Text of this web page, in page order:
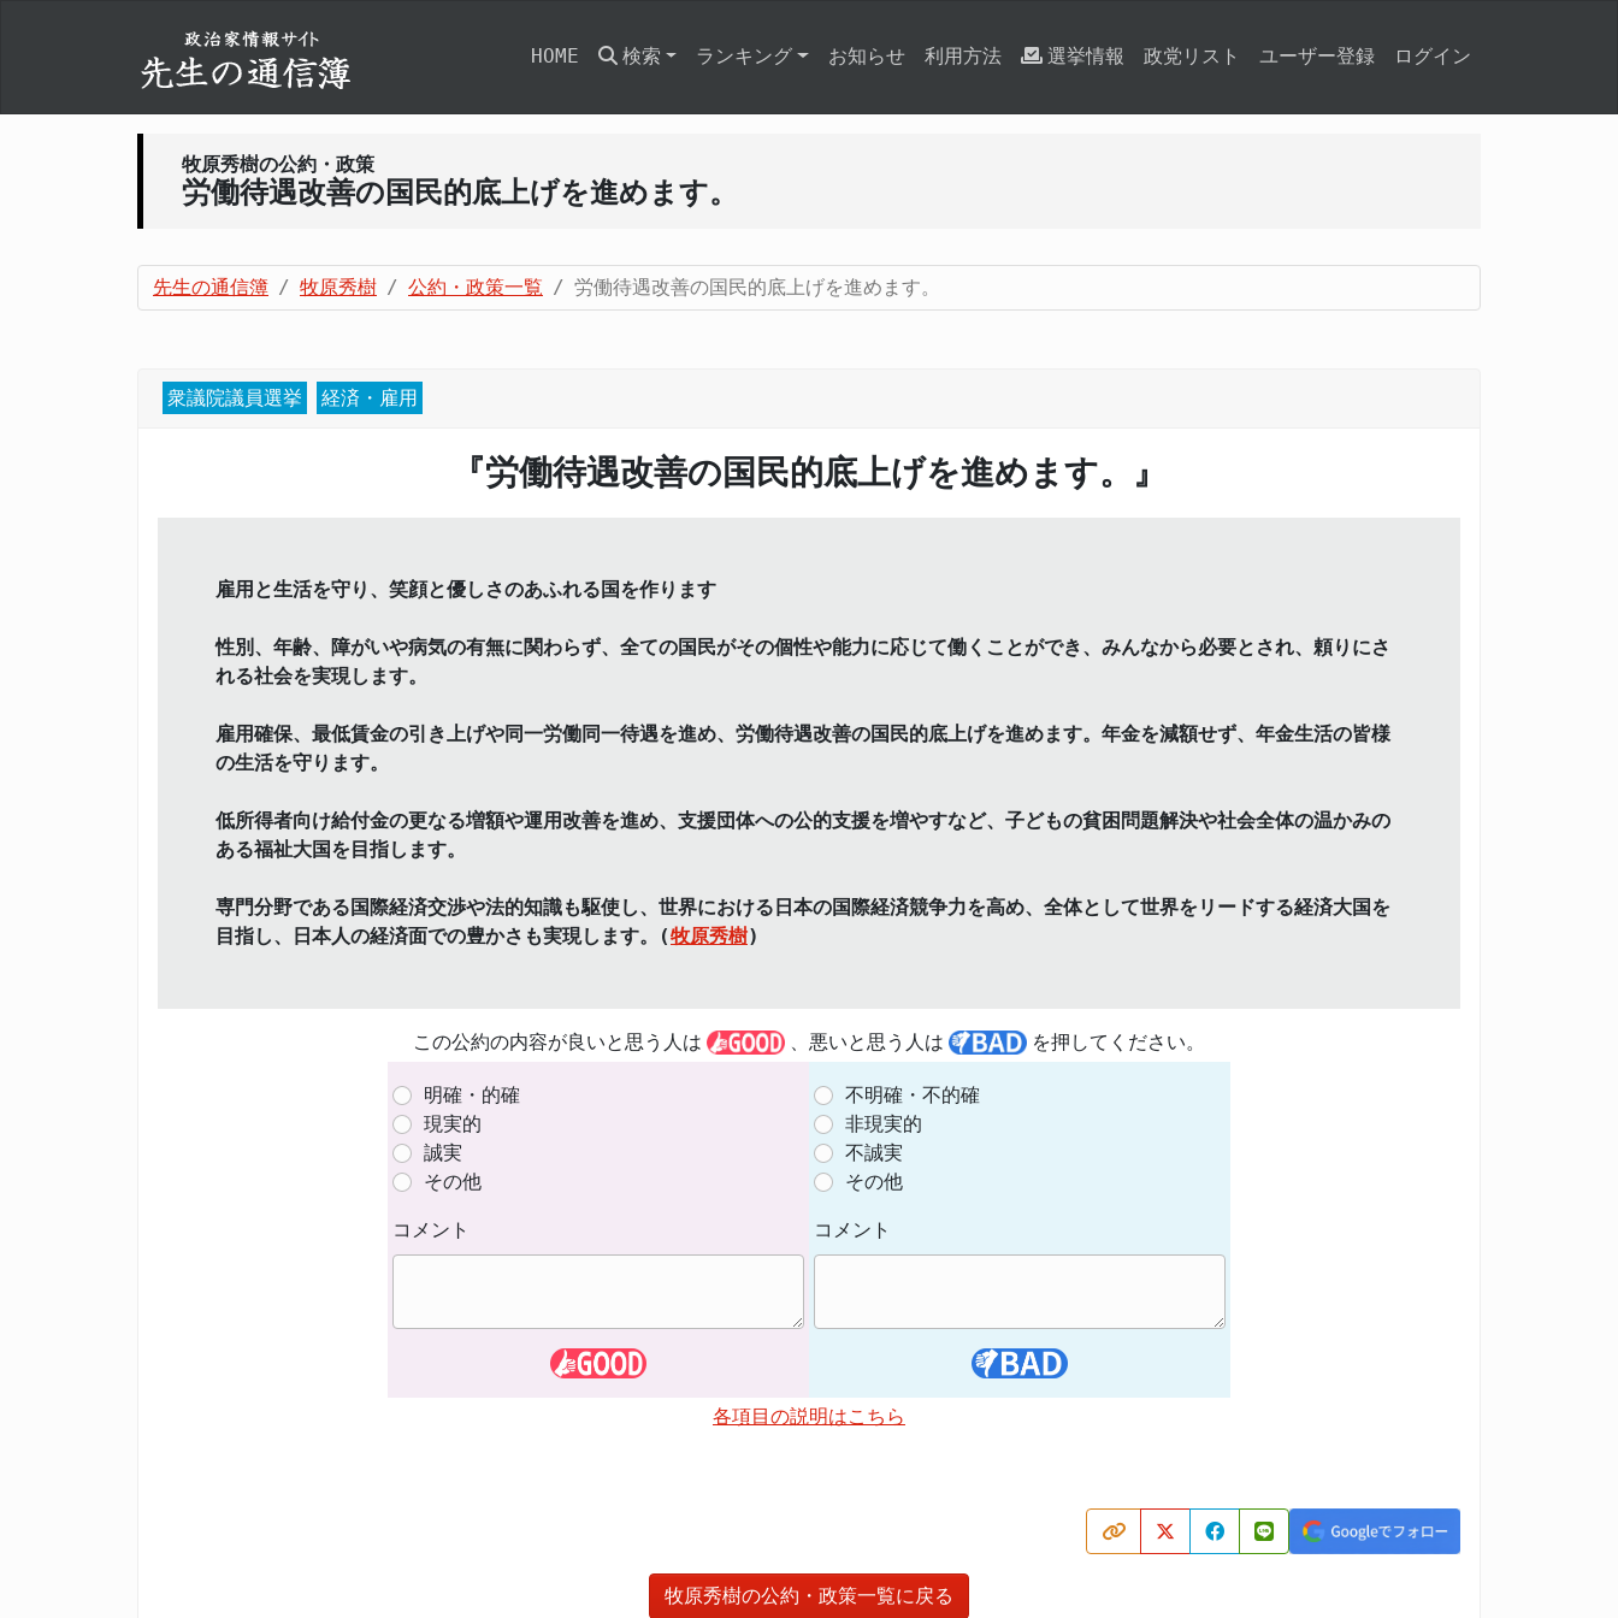
HOME 検索 ランキング お知らせ 利用方法 選挙情報 政党リスト ユーザー登録 ログイン
牧原秀樹の公約・政策
労働待遇改善の国民的底上げを進めます。
先生の通信簿 牧原秀樹 公約・政策一覧 労働待遇改善の国民的底上げを進めます。
衆議院議員選挙 経済・雇用
『労働待遇改善の国民的底上げを進めます。』
雇用と生活を守り、笑顔と優しさのあふれる国を作ります
性別、年齢、障がいや病気の有無に関わらず、全ての国民がその個性や能力に応じて働くことができ、みんなから必要とされ、頼りにさ
れる社会を実現します。
雇用確保、最低賃金の引き上げや同一労働同一待遇を進め、労働待遇改善の国民的底上げを進めます。年金を減額せず、年金生活の皆様
の生活を守ります。
低所得者向け給付金の更なる増額や運用改善を進め、支援団体への公的支援を増やすなど、子どもの貧困問題解決や社会全体の温かみの
ある福祉大国を目指します。
専門分野である国際経済交渉や法的知識も駆使し、世界における日本の国際経済競争力を高め、全体として世界をリードする経済大国を
目指し、日本人の経済面での豊かさも実現します。(牧原秀樹)
この公約の内容が良いと思う人は 、悪いと思う人は を押してください。
明確・的確
現実的
誠実
その他
コメント
不明確・不的確
非現実的
不誠実
その他
コメント
各項目の説明はこちら
牧原秀樹の公約・政策一覧に戻る